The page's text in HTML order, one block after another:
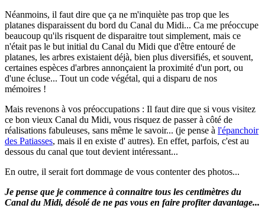
Néanmoins, il faut dire que ça ne m'inquiète pas trop que les
platanes disparaissent du bord du Canal du Midi... Ca me préoccupe
beaucoup qu'ils risquent de disparaitre tout simplement, mais ce
n'était pas le but initial du Canal du Midi que d'être entouré de
platanes, les arbres existaient déjà, bien plus diversifiés, et souvent,
certaines espèces d'arbres annonçaient la proximité d'un port, ou
d'une écluse... Tout un code végétal, qui a disparu de nos
mémoires !
Mais revenons à vos préoccupations : Il faut dire que si vous visitez
ce bon vieux Canal du Midi, vous risquez de passer à côté de
réalisations fabuleuses, sans même le savoir... (je pense à l'épanchoir
des Patiasses, mais il en existe d' autres). En effet, parfois, c'est au
dessous du canal que tout devient intéressant...
En outre, il serait fort dommage de vous contenter des photos...
Je pense que je commence à connaitre tous les centimètres du
Canal du Midi, désolé de ne pas vous en faire profiter davantage...